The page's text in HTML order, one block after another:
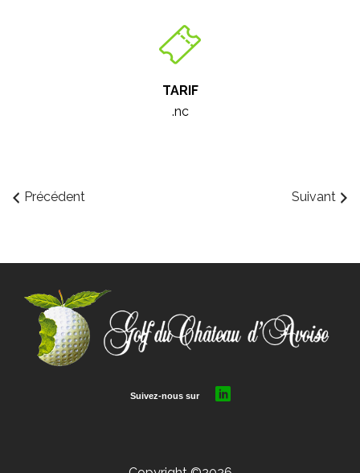
TARIF
.nc
Précédent Suivant